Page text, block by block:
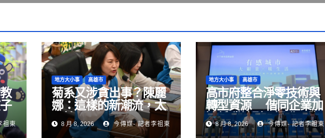
祖東
地方大小事 高雄市
菊系又涉貪出事？陳麗
娜：這樣的新潮流，太
可怕了！
8 月 8, 2026 今傳媒- 記者李祖東
地方大小事 高雄市
高市府整合淨零技術與
轉型資源 偕同企業加
速低碳轉型、提升國際
競爭力
8 月 8, 2026 今傳媒- 記者李祖東